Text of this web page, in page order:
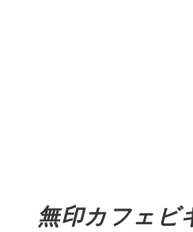
無印カフェビ